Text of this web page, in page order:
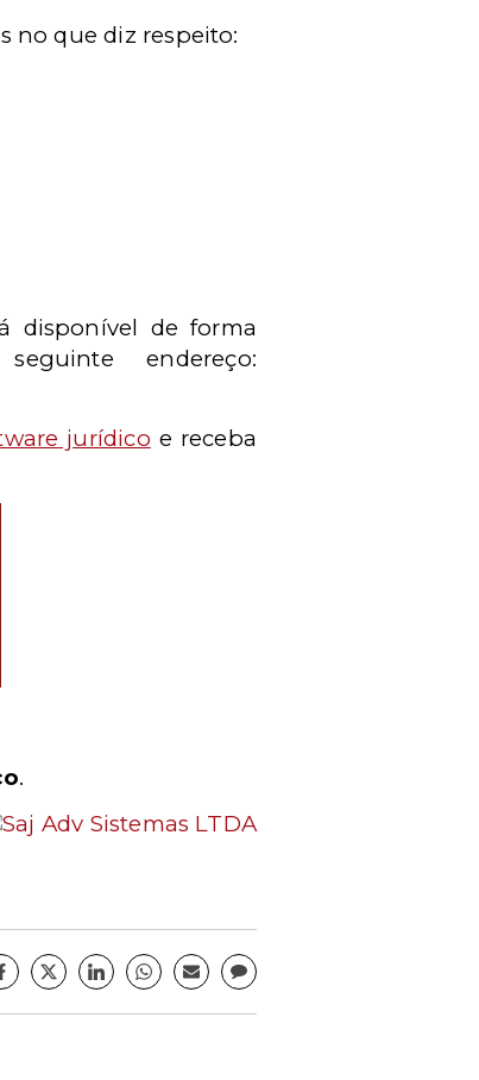
no que diz respeito:
disponível de forma
endereço:
jurídico e receba
.